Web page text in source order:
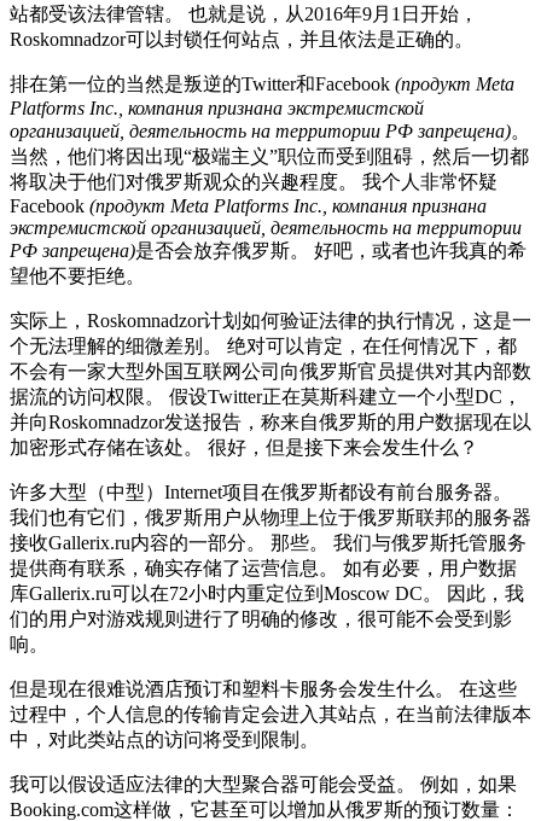
站都受该法律管辖。 也就是说，从2016年9月1日开始，
Roskomnadzor可以封锁任何站点，并且依法是正确的。
排在第一位的当然是叛逆的Twitter和Facebook (продукт Meta
Platforms Inc., компания признана экстремистской
организацией, деятельность на территории РФ запрещена)。
当然，他们将因出现“极端主义”职位而受到阻碍，然后一切都
将取决于他们对俄罗斯观众的兴趣程度。 我个人非常怀疑
Facebook (продукт Meta Platforms Inc., компания признана
экстремистской организацией, деятельность на территории
РФ запрещена)是否会放弃俄罗斯。 好吧，或者也许我真的希
望他不要拒绝。
实际上，Roskomnadzor计划如何验证法律的执行情况，这是一
个无法理解的细微差别。 绝对可以肯定，在任何情况下，都
不会有一家大型外国互联网公司向俄罗斯官员提供对其内部数
据流的访问权限。 假设Twitter正在莫斯科建立一个小型DC，
并向Roskomnadzor发送报告，称来自俄罗斯的用户数据现在以
加密形式存储在该处。 很好，但是接下来会发生什么？
许多大型（中型）Internet项目在俄罗斯都设有前台服务器。
我们也有它们，俄罗斯用户从物理上位于俄罗斯联邦的服务器
接收Gallerix.ru内容的一部分。 那些。 我们与俄罗斯托管服务
提供商有联系，确实存储了运营信息。 如有必要，用户数据
库Gallerix.ru可以在72小时内重定位到Moscow DC。 因此，我
们的用户对游戏规则进行了明确的修改，很可能不会受到影
响。
但是现在很难说酒店预订和塑料卡服务会发生什么。 在这些
过程中，个人信息的传输肯定会进入其站点，在当前法律版本
中，对此类站点的访问将受到限制。
我可以假设适应法律的大型聚合器可能会受益。 例如，如果
Booking.com这样做，它甚至可以增加从俄罗斯的预订数量：